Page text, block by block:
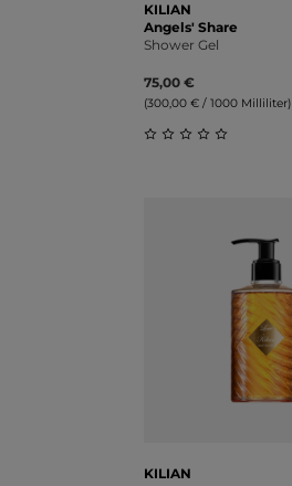
KILIAN
Angels' Share
Shower Gel
75,00 €
(300,00 € / 1000 Milliliter)
KILIAN